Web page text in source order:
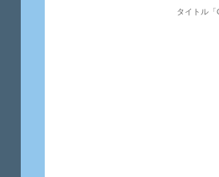
タイトル